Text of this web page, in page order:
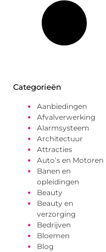
Categorieën
Aanbiedingen
Afvalverwerking
Alarmsysteem
Architectuur
Attracties
Auto’s en Motoren
Banen en
opleidingen
Beauty
Beauty en
verzorging
Bedrijven
Bloemen
Blog